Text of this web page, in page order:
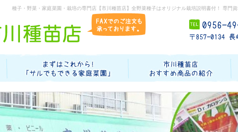
種子・野菜・家庭菜園・栽培の専門店【市川種苗店】全野菜種子はオリジナル栽培説明書付！ 専門